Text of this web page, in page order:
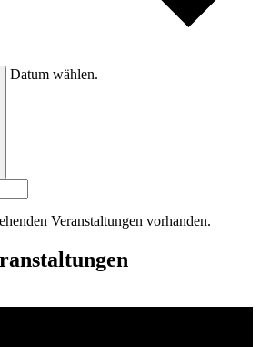
Datum wählen.
Veranstaltungen vorhanden.